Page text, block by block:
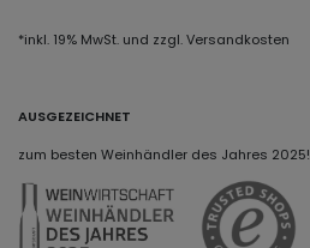
*inkl. 19% MwSt. und zzgl. Versandkosten
AUSGEZEICHNET
zum besten Weinhändler des Jahres 2025!